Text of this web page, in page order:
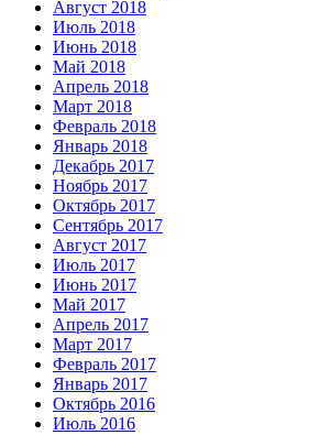
Август 2018
Июль 2018
Июнь 2018
Май 2018
Апрель 2018
Март 2018
Февраль 2018
Январь 2018
Декабрь 2017
Ноябрь 2017
Октябрь 2017
Сентябрь 2017
Август 2017
Июль 2017
Июнь 2017
Май 2017
Апрель 2017
Март 2017
Февраль 2017
Январь 2017
Октябрь 2016
Июль 2016